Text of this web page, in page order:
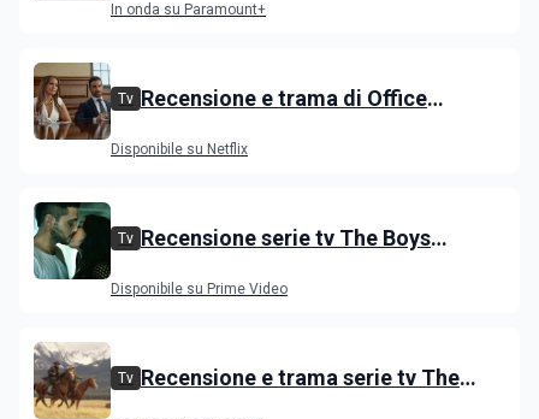
In onda su Paramount+
Tv Recensione e trama di Office
Disponibile su Netflix
Tv Recensione serie tv The Boys
Disponibile su Prime Video
Tv Recensione e trama serie tv The